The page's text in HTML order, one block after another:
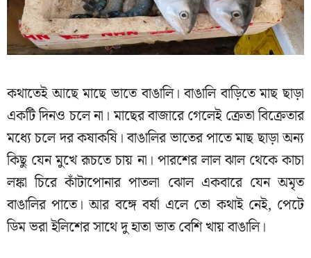
কথাতেই আছে মাছে ভাতে বাঙালি। বাঙালি বাড়িতে মাছ ছাড়া
একটি দিনও চলে না। মাছের বাজারে গেলেই ক্রেতা বিক্রেতার
মধ্যে চলে দর কষাকষি। বাঙালির ভাতের পাতে মাছ ছাড়া অন্য
কিছু যেন মুখে রূচতে চায় না। পারশের লাল ঝাল থেকে কাচা
লঙ্কা চিরে কাঁটাপোনার পাতলা ঝোল একবারে যেন অমৃত
বাঙালির পাতে। আর বঙ্গে বর্ষা এলে তো কথাই নেই, পেটে
ডিম ভরা ইলিশের সাথে দু হাতা ভাত বেশি খায় বাঙালি।